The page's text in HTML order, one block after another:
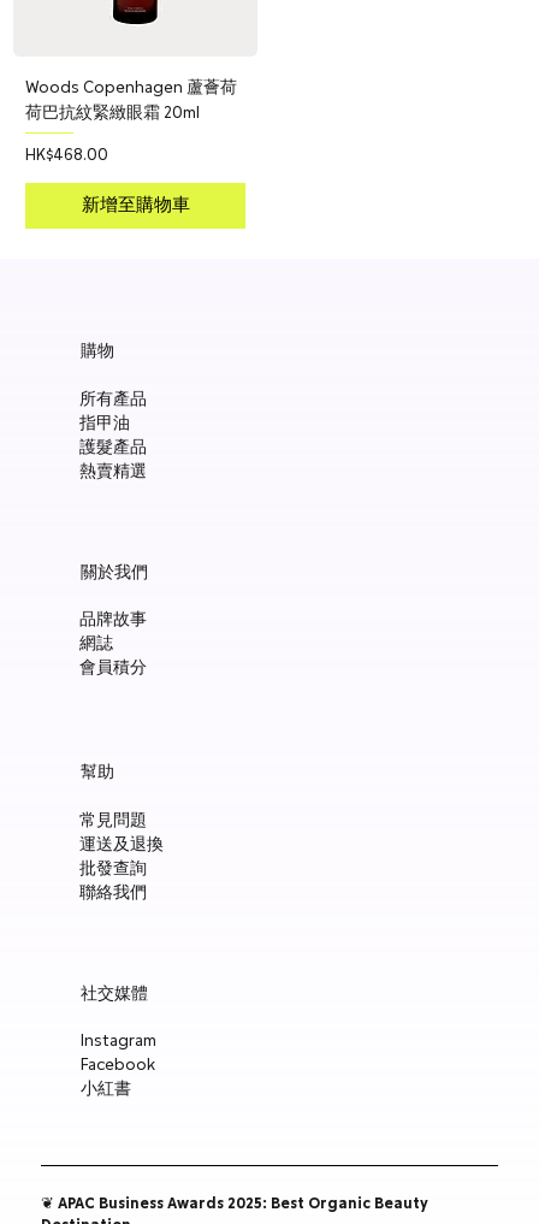
Woods Copenhagen 蘆薈荷
荷巴抗紋緊緻眼霜 20ml
價格
HK$468.00
新增至購物車
購物
所有產品
指甲油
護髮產品
熱賣精選
關於我們
品牌故事
網誌
會員積分
幫助
常見問題
運送及退換
批發查詢
聯絡我們
社交媒體
Instagram
Facebook
小紅書
❦ APAC Business Awards 2025: Best Organic Beauty